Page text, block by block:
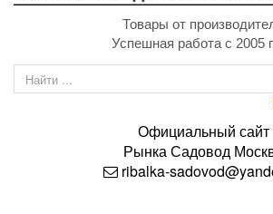
Товары от
Успешная работа с 2005
Официальный сайт
РынкаСадовод
ribalka-